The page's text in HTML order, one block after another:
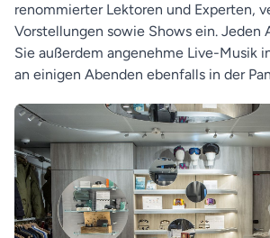
renommierter Lektoren und Experten,
Vorstellungen sowie Shows ein. Jeden
Sie außerdem angenehme Live-Musik
an einigen Abenden ebenfalls in der